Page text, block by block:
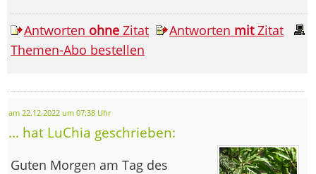
Antworten ohne Zitat Antworten mitZitat
Themen-Abo bestellen
am 22.12.2022 um 07:38 Uhr
... hat LuChia geschrieben:
Guten Morgen am Tag des